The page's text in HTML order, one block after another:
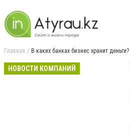
Главная В каких банках бизнес хранит деньги?
НОВОСТИ КОМПАНИЙ